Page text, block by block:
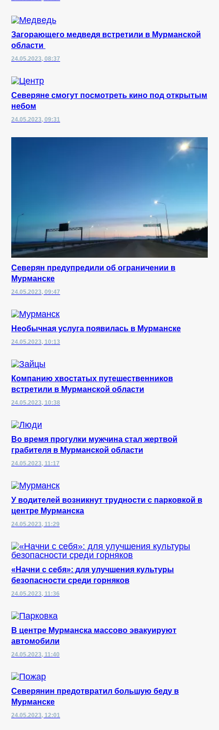
Загорающего медведя встретили в Мурманской
области
24.05.2023, 08:37
Северяне смогут посмотреть кино под открытым
небом
24.05.2023, 09:31
Северян предупредили об ограничении в
Мурманске
24.05.2023, 09:47
Необычная услуга появилась в Мурманске
24.05.2023, 10:13
Компанию хвостатых путешественников
встретили в Мурманской области
24.05.2023, 10:38
Во время прогулки мужчина стал жертвой
грабителя в Мурманской области
24.05.2023, 11:17
У водителей возникнут трудности с парковкой в
центре Мурманска
24.05.2023, 11:29
«Начни с себя»: для улучшения культуры
безопасности среди горняков
24.05.2023, 11:36
В центре Мурманска массово эвакуируют
автомобили
24.05.2023, 11:40
Северянин предотвратил большую беду в
Мурманске
24.05.2023, 12:01